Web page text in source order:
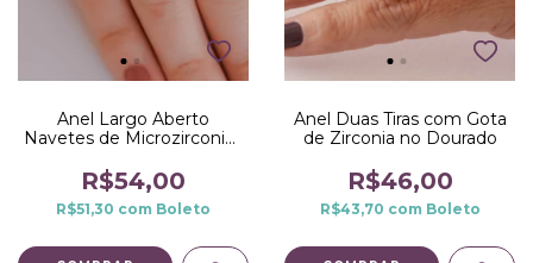
Anel Largo Aberto
Navetes de Microzirconias
R$54,00
R$51,30 com Boleto
Anel Duas Tiras com Gota
de Zirconia no Dourado
R$46,00
R$43,70 com Boleto